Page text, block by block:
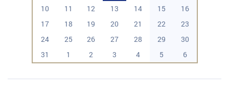
10
11 12 13 14 15
16
17
18 19 20 21 22
23
24
25 26 27 28 29
30
31
1 2 3 4 5 6